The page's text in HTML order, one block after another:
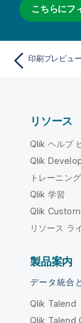
こちらにフ
印刷プレビュー
リソース
Qlik ヘルプ
Qlik
トレーニング
Qlik 学習
Qlik
リソース ラ
製品案内
データ統合
Qlik Talend
Qlik Talend